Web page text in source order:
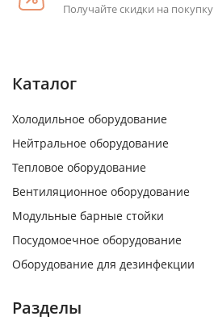
Получайте скидки на покупку
Каталог
Холодильное оборудование
Нейтральное оборудование
Тепловое оборудование
Вентиляционное оборудование
Модульные барные стойки
Посудомоечное оборудование
Оборудование для дезинфекции
Разделы